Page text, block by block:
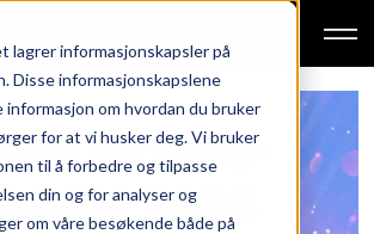
informasjonskapsler på
Disse informasjonskapslene
informasjon om hvordan du bruker
for at vi husker deg. Vi bruker
til å forbedre og tilpasse
din og for analyser og
om våre besøkende både på